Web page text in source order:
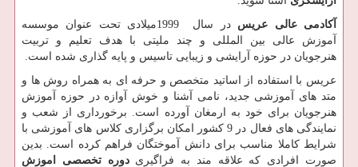
آکادمی عالی عریس در سال 1999میلادی تحت عنوان موسسه
آموزش عالی بین المللی و چند ملیتی با هدف تعلیم و تربیت
هنرجویان در حوزه آرایشی و زیبایی تاسیس و پایه گذاری شده است.
عریس با استفاده از اساتید متخصص و حرفه ای به همراه روش ها و
متد های آموزشی جدید، نامی آشنا و خوش آوازه در حوزه آموزش
هنرجویان برای خود به ارمغان آورده است. برخورداری از شعب و
نمایندگی های فعال در 9 کشور امکان برگزاری کلاس های آموزشی با
شرایط کاملا مناسب برای دانش آموختگان فراهم کرده است. بدین
صورت افرادی که علاقه مند به فراگیریدوره تخصصی اموزش